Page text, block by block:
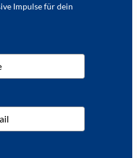
Impulse für dein